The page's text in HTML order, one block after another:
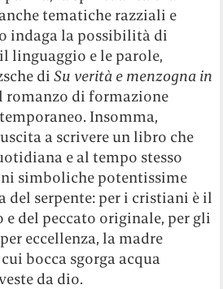
tematiche razziali e
indaga la possibilità di
linguaggio e le parole,
diSu verità e menzogna in
romanzo di formazione
Insomma,
a scrivere un libro che
e al tempo stesso
simboliche potentissime
del serpente: per i cristiani è il
del peccato originale, per gli
eccellenza, la madre
bocca sgorga acqua
da dio.